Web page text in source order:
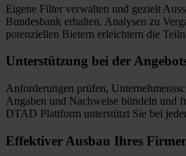
Eigene Filter verwalten und gezielt
Bundesbank erhalten. Analysen zu
potenziellen Bietern erleichtern die
Unterstützung bei der
Anforderungen prüfen,
Angaben und Nachweise bündeln und
DTAD Plattform unterstützt Sie bei
Effektiver Ausbau Ihres